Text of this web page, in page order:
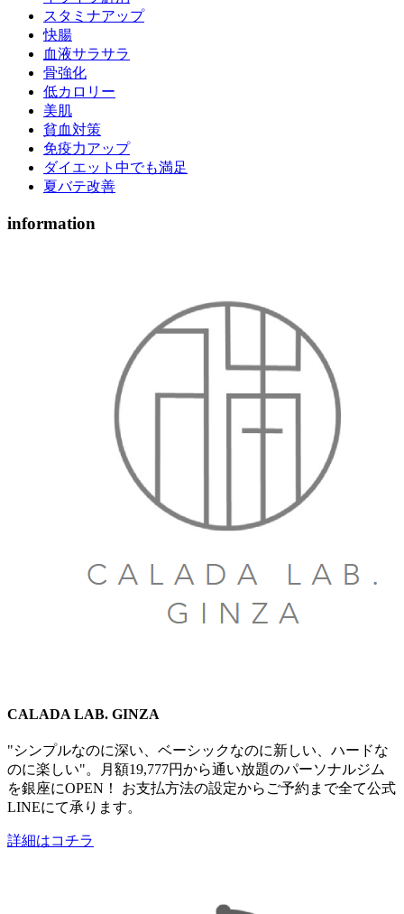
スタミナアップ
快腸
血液サラサラ
骨強化
低カロリー
美肌
貧血対策
免疫力アップ
ダイエット中でも満足
夏バテ改善
information
CALADA LAB. GINZA
"シンプルなのに深い、ベーシックなのに新しい、​ハードな
のに楽しい"。月額19,777円から通い放題のパーソナルジム
を銀座にOPEN！ お支払方法の設定からご予約まで全て​公式
LINEにて承ります。
詳細はコチラ